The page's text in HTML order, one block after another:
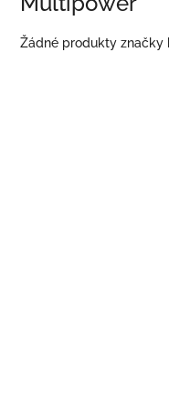
Žádné produkty značky